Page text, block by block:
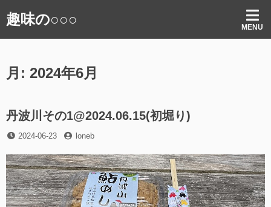
ン
ッ
趣味の○○○ MENU
月: 2024年6月
丹波川その1@2024.06.15(初堀り)
投
日
2024-06-23
投
者
loneb